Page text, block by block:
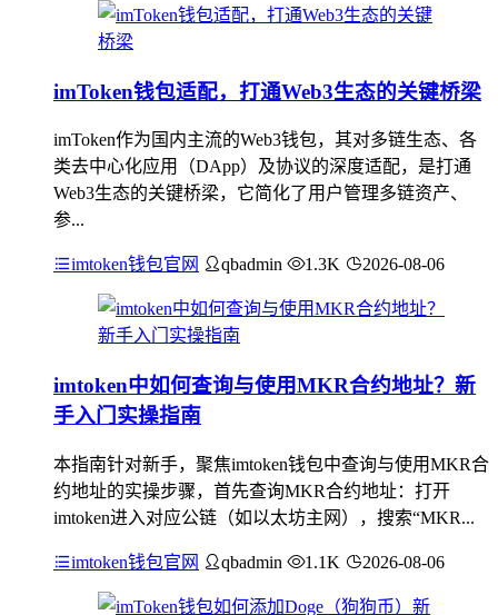
imToken钱包适配，打通Web3生态的关键桥梁
imToken作为国内主流的Web3钱包，其对多链生态、各
类去中心化应用（DApp）及协议的深度适配，是打通
Web3生态的关键桥梁，它简化了用户管理多链资产、
参...
imtoken钱包官网 qbadmin 1.3K 2026-08-06
imtoken中如何查询与使用MKR合约地址？新
手入门实操指南
本指南针对新手，聚焦imtoken钱包中查询与使用MKR合
约地址的实操步骤，首先查询MKR合约地址：打开
imtoken进入对应公链（如以太坊主网），搜索“MKR...
imtoken钱包官网 qbadmin 1.1K 2026-08-06